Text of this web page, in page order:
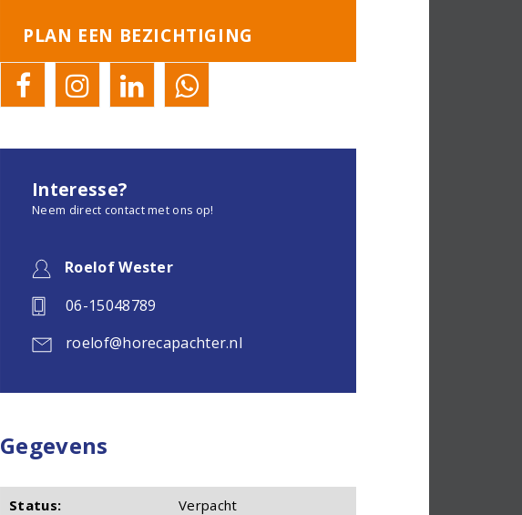
PLAN EEN BEZICHTIGING
Interesse?
Neem direct contact met ons op!
Roelof Wester
06-15048789
roelof@horecapachter.nl
Gegevens
Status: Verpacht